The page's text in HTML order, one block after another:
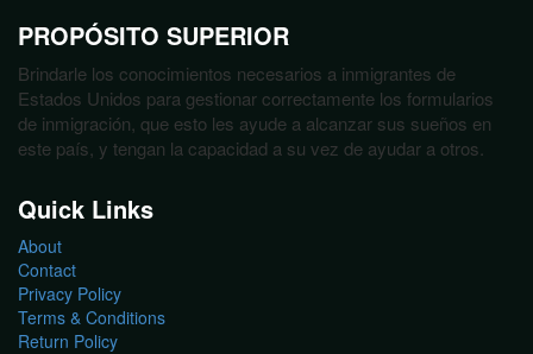
PROPÓSITO SUPERIOR
Brindarle los conocimientos necesarios a inmigrantes de
Estados Unidos para gestionar correctamente los formularios
de inmigración, que esto les ayude a alcanzar sus sueños en
este país, y tengan la capacidad a su vez de ayudar a otros.
Quick Links
About
Contact
Privacy Policy
Terms & Conditions
Return Policy